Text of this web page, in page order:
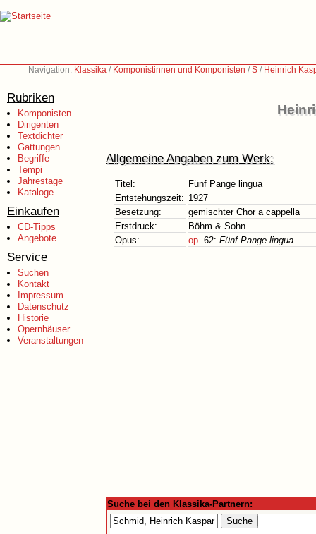
Navigation: Klassika / Komponistinnen und Komponisten /S / Heinrich
Rubriken
Komponisten
Dirigenten
Textdichter
Gattungen
Begriffe
Tempi
Jahrestage
Kataloge
Einkaufen
CD-Tipps
Angebote
Service
Suchen
Kontakt
Impressum
Datenschutz
Historie
Opernhäuser
Veranstaltungen
Allgemeine Angaben zum Werk:
Titel:
Fünf Pange lingua
Entstehungszeit: 1927
Besetzung:
gemischter Chor a cappella
Erstdruck:
Böhm & Sohn
Opus:
op. 62: Fünf Pange lingua
Suche bei den Klassika-Partnern: